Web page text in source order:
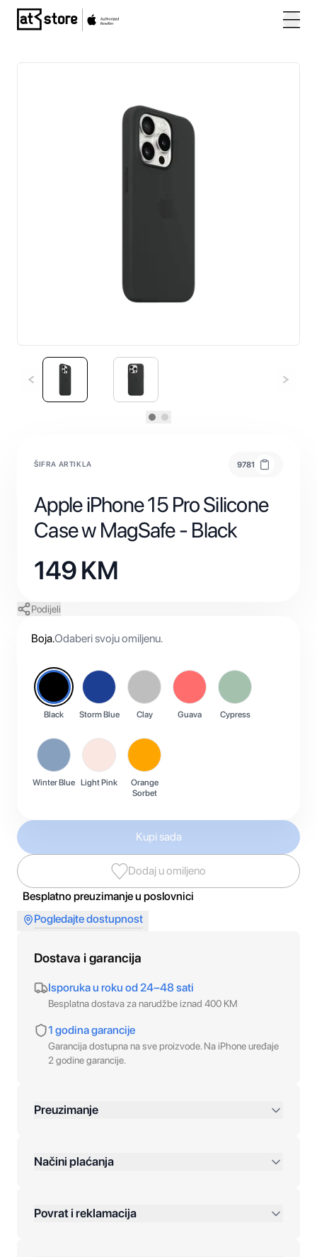
Posjetite početnu stranicu AT Store
ŠIFRA ARTIKLA 9781
Apple iPhone 15 Pro Silicone
Case w MagSafe - Black
149KM
Podijeli
Boja.Odaberi svoju omiljenu.
Black Storm Blue Clay Guava Cypress
Winter Blue Light Pink
Orange
Sorbet
Kupi sada
Dodaj u omiljeno
Besplatno preuzimanje u poslovnici
Pogledajte dostupnost
Dostava i garancija
Isporuka u roku od 24–48 sati
Besplatna dostava za narudžbe iznad 400 KM
1 godina garancije
Garancija dostupna na sve proizvode. Na iPhone uređaje
2 godine garancije.
Preuzimanje
Načini plaćanja
Povrat i reklamacija